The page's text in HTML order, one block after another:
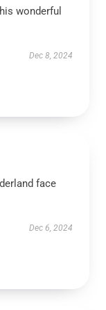
wonderful
Dec 8, 2024
face
Dec 6, 2024